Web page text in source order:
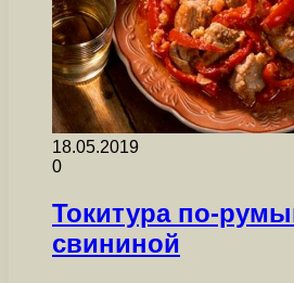
18.05.2019
0
Токитура по-
свининой